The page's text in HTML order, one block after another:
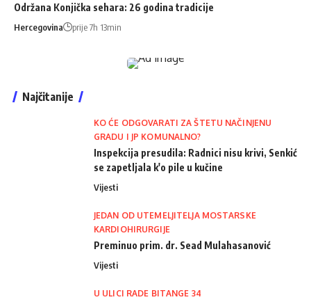
Održana Konjička sehara: 26 godina tradicije
Hercegovina prije 7h 13min
Najčitanije
KO ĆE ODGOVARATI ZA ŠTETU NAČINJENU
GRADU I JP KOMUNALNO?
Inspekcija presudila: Radnici nisu krivi, Senkić
se zapetljala k'o pile u kučine
Vijesti
JEDAN OD UTEMELJITELJA MOSTARSKE
KARDIOHIRURGIJE
Preminuo prim. dr. Sead Mulahasanović
Vijesti
U ULICI RADE BITANGE 34